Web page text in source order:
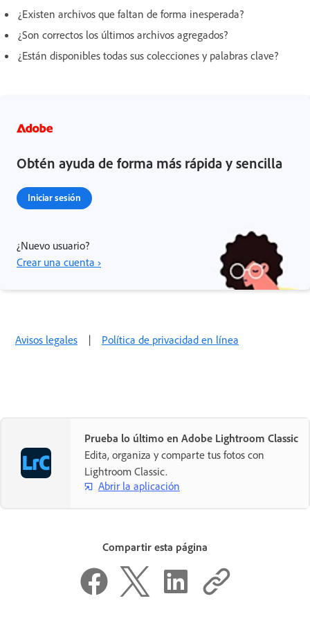
¿Existen archivos que faltan de forma inesperada?
¿Son correctos los últimos archivos agregados?
¿Están disponibles todas sus colecciones y palabras clave?
Obtén ayuda de forma más rápida y sencilla
Iniciar sesión
¿Nuevo usuario?
Crear una cuenta ›
Avisos legales | Política de privacidad en línea
Prueba lo último en Adobe Lightroom Classic
Edita, organiza y comparte tus fotos con
Lightroom Classic.
Abrir la aplicación
Compartir esta página